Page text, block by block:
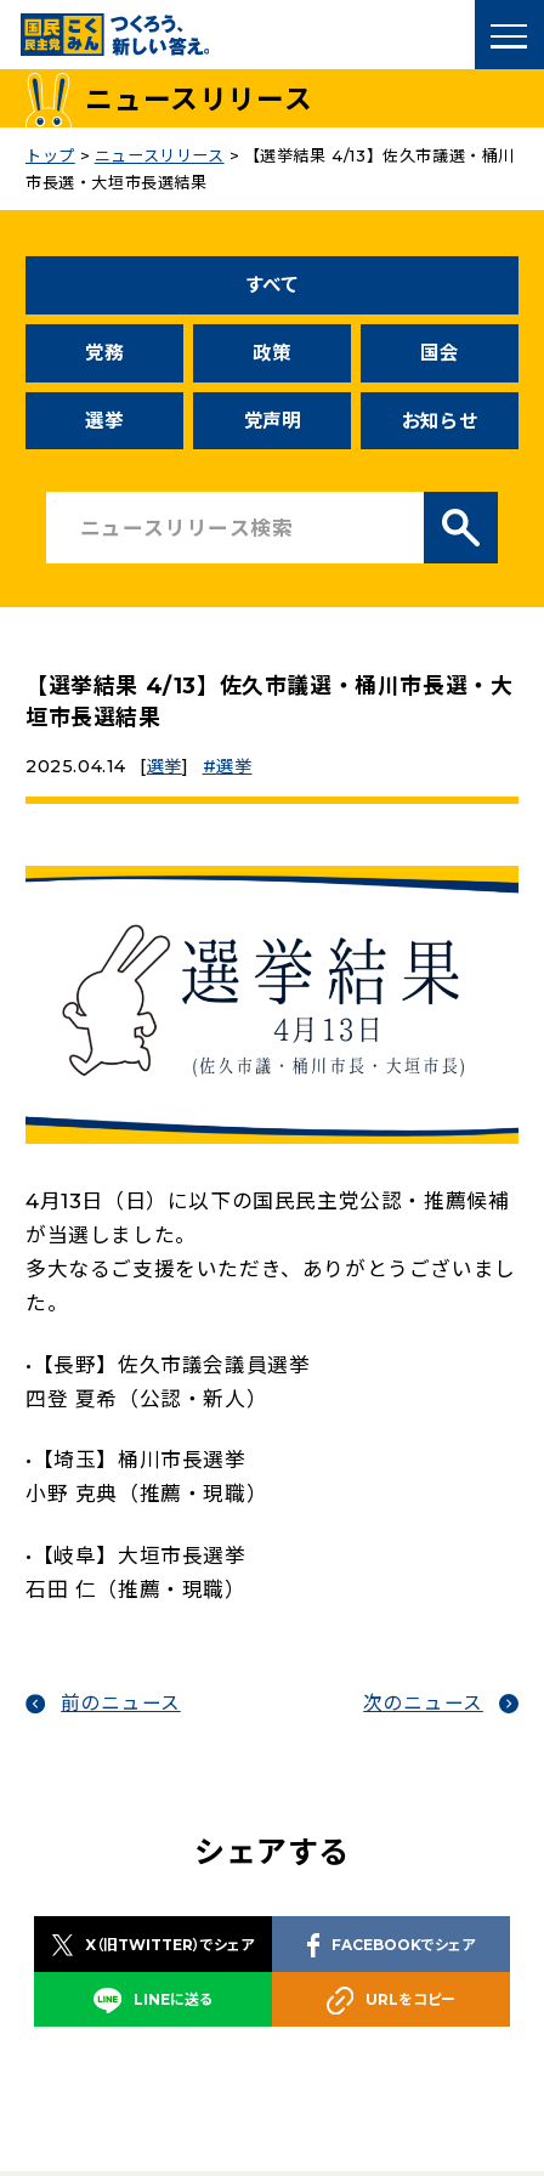
国民民主党トップ
議員
候補者公募
こくみん政治塾
お問い合わせ
ニュースリリース
こくみんうさぎの部屋
Go!Go!こくみんストア（新しいタブで開く）
こくみんオンラインスクール（新しいタブで開く）
国民民主党学生部
二次創作ガイドライン（新しいタブで開く）
プライバシーポリシー
特定商取引法に基づく表記
ニュースリリース
トップ > ニュースリリース >
【選挙結果 4/13】佐久市議選・桶川
市長選・大垣市長選結果
すべて
党務 政策 国会
選挙 党声明 お知らせ
【選挙結果 4/13】佐久市議選・桶川市長選・大
垣市長選結果
2025.04.14 [選挙] 選挙
4月13日（日）に以下の国民民主党公認・推薦候補
が当選しました。
多大なるご支援をいただき、ありがとうございまし
た。
•【長野】佐久市議会議員選挙
四登 夏希（公認・新人）
•【埼玉】桶川市長選挙
小野 克典（推薦・現職）
•【岐阜】大垣市長選挙
石田 仁（推薦・現職）
前のニュース 次のニュース
シェアする
X（旧TWITTER）でシェア
LINEに送る
FACEBOOKでシェア
URLをコピー